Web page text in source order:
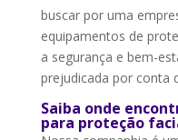
buscar por uma
equipamentos de
a segurança e bem-
prejudicada por conta
Saiba onde
para proteção